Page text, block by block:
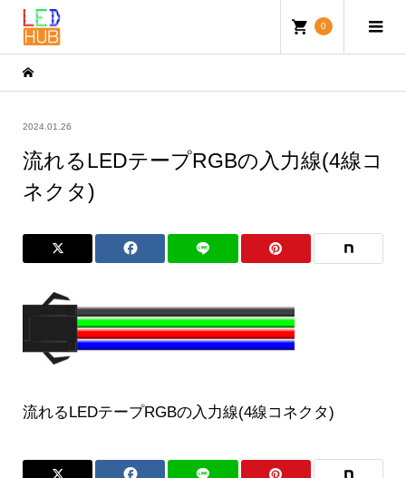
0
2024.01.26
流れるLEDテープRGBの入力線(4線コ
ネクタ)
流れるLEDテープRGBの入力線(4線コネクタ)